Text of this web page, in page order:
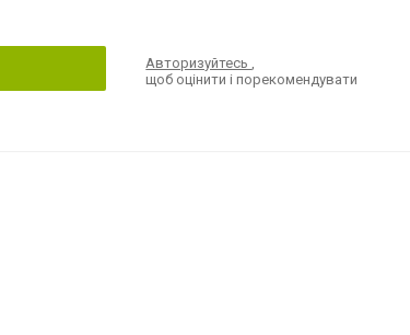
Авторизуйтесь,
щоб оцінити і порекомендувати